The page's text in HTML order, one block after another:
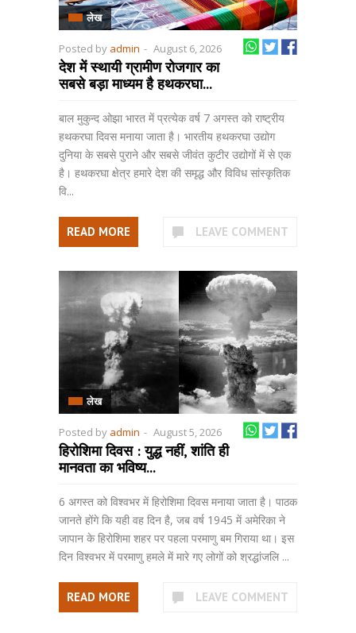
लेख
Posted by admin - August 6, 2026
देश में स्थायी ग्रामीण रोजगार का
सबसे बड़ा माध्‍यम है हथकरघा...
बाल मुकुन्द ओझा भारत में प्रत्येक वर्ष 7 अगस्त को राष्ट्रीय
हथकरघा दिवस मनाया जाता है। भारतीय हथकरघा उद्योग
दुनिया के सबसे पुराने और सबसे जीवंत कुटीर उद्योगों में से एक
है। हथकरघा क्षेत्र हमारे देश की समृद्ध और विविध सांस्कृतिक
वि...
READ MORE LEAVE COMMENT
लेख
Posted by admin - August 5, 2026
हिरोशिमा दिवस : युद्ध नहीं, शांति ही
मानवता का भविष्य...
6 अगस्त को विश्वभर में हिरोशिमा दिवस मनाया जाता है। पाठक
जानते होंगे कि यही वह दिन है, जब वर्ष 1945 में अमेरिका ने
जापान के हिरोशिमा शहर पर पहला परमाणु बम गिराया था। इस
दिन विश्वभर में परमाणु हमले में मारे गए लोगों को श्रद्धांजलि ...
READ MORE LEAVE COMMENT